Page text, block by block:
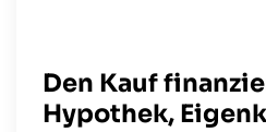
Den Kauf
Hypothek,